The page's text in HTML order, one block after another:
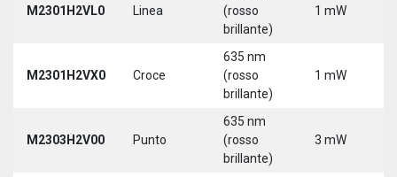
M2301H2VL0 Linea
(rosso
brillante)
1 mW
M2301H2VX0 Croce
635 nm
(rosso
brillante)
1 mW
M2303H2V00 Punto
635 nm
(rosso
brillante)
3 mW